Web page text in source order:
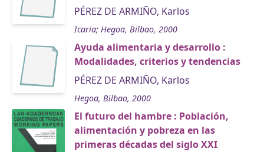
PÉREZ DE ARMIÑO, Karlos
Icaria; Hegoa, Bilbao, 2000
Ayuda alimentaria y desarrollo :
Modalidades, criterios y tendencias
PÉREZ DE ARMIÑO, Karlos
Hegoa, Bilbao, 2000
El futuro del hambre : Población,
alimentación y pobreza en las
primeras décadas del siglo XXI